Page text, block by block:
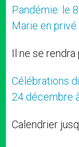
Pandémie: le
Marie en privé
Il ne se rendra
Célébrations
24 décembre
Calendrier